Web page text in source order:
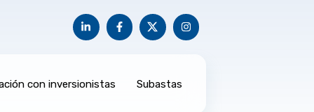
con inversionistas Subastas